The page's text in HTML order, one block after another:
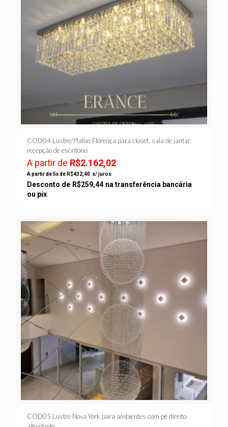
COD04 Lustre/Plafon Florença para closet, sala de jantar,
recepção de escritório
A partir de R$2.162,02
A partir de 5x de R$432,40 s/ juros
Desconto de R$259,44 na transferência bancária
ou pix
COD05 Lustre Nova York para ambientes com pé direito